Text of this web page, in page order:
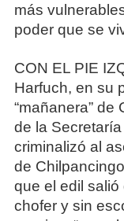
más
poder que se
CON EL PIE
Harfuch, en su
“mañanera”
de la
criminalizó al
de
que el edil
chofer y sin